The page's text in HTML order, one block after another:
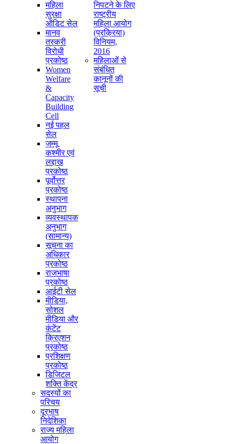
महिला
सुरक्षा
ऑडिट सेल
मानव
तस्करी
विरोधी
प्रकोष्ठ
Women
Welfare
&
Capacity
Building
Cell
नई पहल
सेल
जम्मू
कश्मीर एवं
लद्दाख
प्रकोष्ठ
पूर्वोत्तर
प्रकोष्ठ
स्थापना
अनुभाग
व्यवस्थापक
अनुभाग
(सामान्य)
सूचना का
अधिकार
प्रकोष्ठ
राजभाषा
प्रकोष्ठ
आईटी सेल
मीडिया,
सोशल
मीडिया और
कंटेंट
क्रिएशन
प्रकोष्ठ
प्रशिक्षण
प्रकोष्ठ
डिजिटल
शक्ति केंद्र
सदस्यों का
परिचय
दूरभाष
निदेशिका
राज्य महिला
आयोग
निपटने के लिए
राष्ट्रीय
महिला आयोग
(प्रक्रिया)
विनियम,
2016
महिलाओं से
संबंधित
कानूनों की
सूची